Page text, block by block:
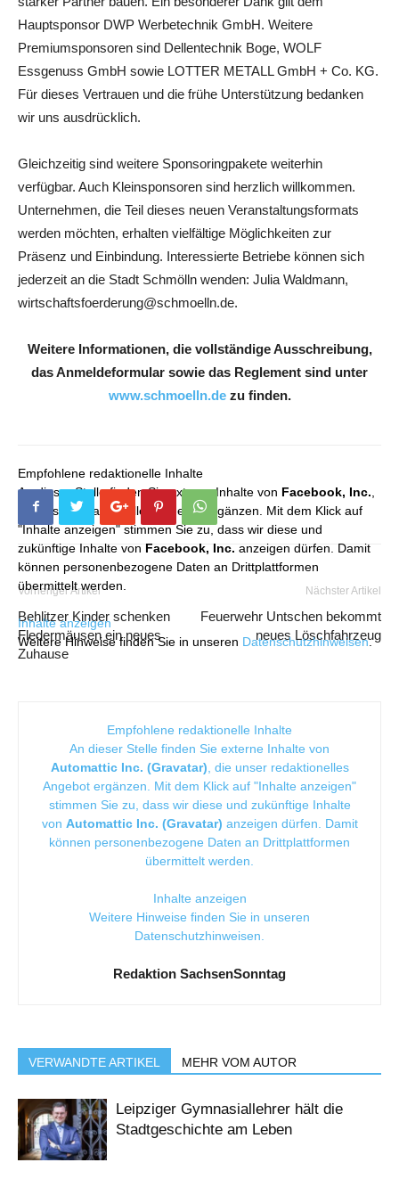
Hauptsponsor DWP Werbetechnik GmbH. Weitere
Premiumsponsoren sind Dellentechnik Boge, WOLF
Essgenuss GmbH sowie LOTTER METALL GmbH + Co. KG.
Für dieses Vertrauen und die frühe Unterstützung bedanken
wir uns ausdrücklich.
Gleichzeitig sind weitere Sponsoringpakete weiterhin
verfügbar. Auch Kleinsponsoren sind herzlich willkommen.
Unternehmen, die Teil dieses neuen Veranstaltungsformats
werden möchten, erhalten vielfältige Möglichkeiten zur
Präsenz und Einbindung. Interessierte Betriebe können sich
jederzeit an die Stadt Schmölln wenden: Julia Waldmann,
wirtschaftsfoerderung@schmoelln.de.
Weitere Informationen, die vollständige Ausschreibung,
das Anmeldeformular sowie das Reglement sind unter
www.schmoelln.dezu finden.
Empfohlene redaktionelle Inhalte
An dieser Stelle finden Sie externe Inhalte von Facebook, Inc.
die unser redaktionelles Angebot ergänzen. Mit dem Klick auf
"Inhalte anzeigen" stimmen Sie zu, dass wir diese und
zukünftige Inhalte von Facebook, Inc. anzeigen dürfen. Damit
können personenbezogene Daten an Drittplattformen
übermittelt werden.
Inhalte anzeigen
Weitere Hinweise finden Sie in unseren Datenschutzhinweisen.
Vorheriger Artikel
Behlitzer Kinder schenken
Fledermäusen ein neues
Zuhause
Nächster Artikel
Feuerwehr Untschen bekommt
neues Löschfahrzeug
Empfohlene redaktionelle Inhalte
An dieser Stelle finden Sie externe Inhalte von
Automattic Inc. (Gravatar) , die unser redaktionelles
Angebot ergänzen. Mit dem Klick auf "Inhalte anzeigen"
stimmen Sie zu, dass wir diese und zukünftige Inhalte
von Automattic Inc. (Gravatar) anzeigen dürfen. Damit
können personenbezogene Daten an Drittplattformen
übermittelt werden.
Inhalte anzeigen
Weitere Hinweise finden Sie in unseren
Datenschutzhinweisen
Redaktion SachsenSonntag
VERWANDTE ARTIKEL MEHR VOM AUTOR
Leipziger Gymnasiallehrer hält die
Stadtgeschichte am Leben